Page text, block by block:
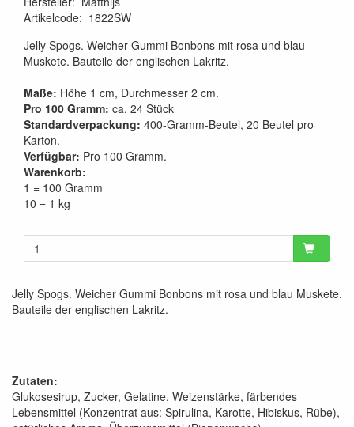
Artikelcode: 1822SW
Jelly Spogs. Weicher Gummi Bonbons mit rosa und blau
Muskete. Bauteile der englischen Lakritz.
Maße: Höhe 1 cm, Durchmesser 2 cm.
Pro 100 Gramm: ca. 24 Stück
Standardverpackung: 400-Gramm-Beutel, 20 Beutel pro
Karton.
Verfügbar: Pro 100 Gramm.
Warenkorb:
1 = 100 Gramm
10 = 1 kg
Jelly Spogs. Weicher Gummi Bonbons mit rosa und blau Muskete.
Bauteile der englischen Lakritz.
Zutaten:
Glukosesirup, Zucker, Gelatine, Weizenstärke, färbendes
Lebensmittel (Konzentrat aus: Spirulina, Karotte, Hibiskus, Rübe),